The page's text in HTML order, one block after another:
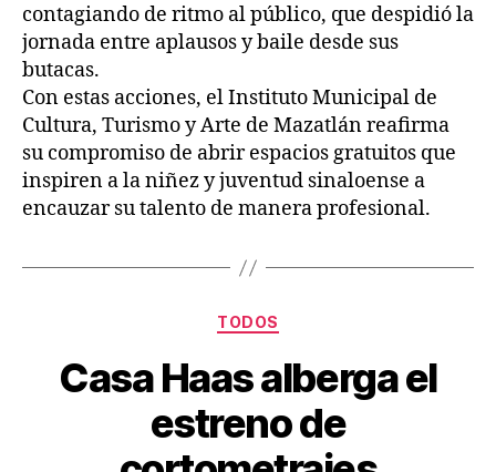
contagiando de ritmo al público, que despidió la
jornada entre aplausos y baile desde sus
butacas.
Con estas acciones, el Instituto Municipal de
Cultura, Turismo y Arte de Mazatlán reafirma
su compromiso de abrir espacios gratuitos que
inspiren a la niñez y juventud sinaloense a
encauzar su talento de manera profesional.
TODOS
Casa Haas alberga el
estreno de